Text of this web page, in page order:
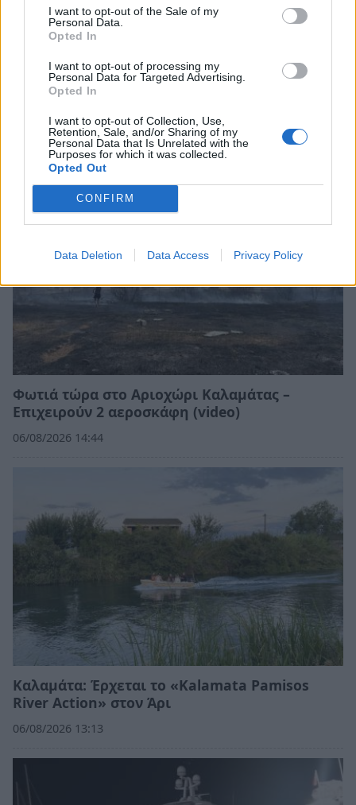
I want to opt-out of the Sale of my
Personal Data.
Opted In
I want to opt-out of processing my
Personal Data for Targeted Advertising.
Opted In
I want to opt-out of Collection, Use,
Retention, Sale, and/or Sharing of my
Personal Data that Is Unrelated with the
Purposes for which it was collected.
Opted Out
CONFIRM
Data Deletion Data Access Privacy Policy
Τι προβάλλουν τα Cinema σε επτά πόλεις της
Πελοποννήσου
06/08/2026 15:12
Φωτιά τώρα στο Αριοχώρι Καλαμάτας –
Επιχειρούν 2 αεροσκάφη (video)
06/08/2026 14:44
Καλαμάτα: Έρχεται το «Kalamata Pamisos
River Action» στον Άρι
06/08/2026 13:13